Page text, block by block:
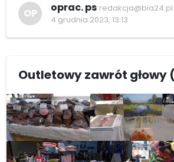
OP oprac. ps redakcja@bia24.pl
4 grudnia 2023, 13:13
Outletowy zawrót głowy